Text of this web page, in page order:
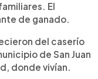
El
de ganado.
del caserío
de San Juan
donde vivían.